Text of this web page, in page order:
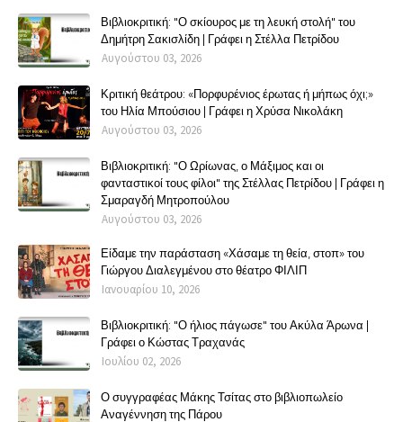
Βιβλιοκριτική: "Ο σκίουρος με τη λευκή στολή" του
Δημήτρη Σακισλίδη | Γράφει η Στέλλα Πετρίδου
Αυγούστου 03, 2026
Κριτική θεάτρου: «Πορφυρένιος έρωτας ή μήπως όχι;»
του Ηλία Μπούσιου | Γράφει η Χρύσα Νικολάκη
Αυγούστου 03, 2026
Βιβλιοκριτική: "Ο Ωρίωνας, ο Μάξιμος και οι
φανταστικοί τους φίλοι" της Στέλλας Πετρίδου | Γράφει η
Σμαραγδή Μητροπούλου
Αυγούστου 03, 2026
Είδαμε την παράσταση «Χάσαμε τη θεία, στοπ» του
Γιώργου Διαλεγμένου στο θέατρο ΦΙΛΙΠ
Ιανουαρίου 10, 2026
Βιβλιοκριτική: "Ο ήλιος πάγωσε" του Ακύλα Άρωνα |
Γράφει ο Κώστας Τραχανάς
Ιουλίου 02, 2026
Ο συγγραφέας Μάκης Τσίτας στο βιβλιοπωλείο
Αναγέννηση της Πάρου